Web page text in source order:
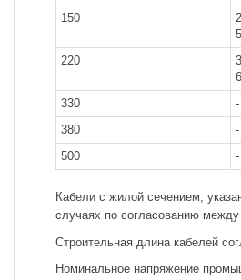
150
220
330
-
380
-
500
-
Кабели с жилой сечением,
случаях по согласованию между
Строительная длина кабелей
Номинальное напряжение